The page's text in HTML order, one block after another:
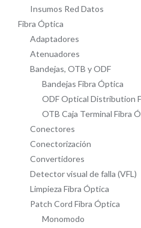
Insumos Red Datos
Fibra Óptica
Adaptadores
Atenuadores
Bandejas, OTB y ODF
Bandejas Fibra Óptica
ODF Optical Distribution
OTB Caja Terminal Fibra
Conectores
Conectorización
Convertidores
Detector visual de falla (VFL)
Limpieza Fibra Óptica
Patch Cord Fibra Óptica
Monomodo